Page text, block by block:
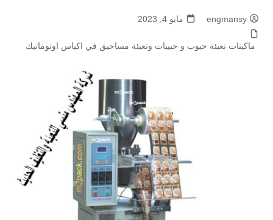
engmansy مايو 4, 2023
ماكينات تعبئة حبوب و حبيبات وتعبئة مساحيق في اكياس اوتوماتيك